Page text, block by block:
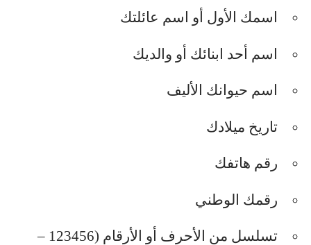
اسمك الأول أو اسم عائلتك
اسم أحد ابنائك أو والديك
اسم حيوانك الأليف
تاريخ ميلادك
رقم هاتفك
رقمك الوطني
تسلسل من الأحرف أو الأرقام (123456 –